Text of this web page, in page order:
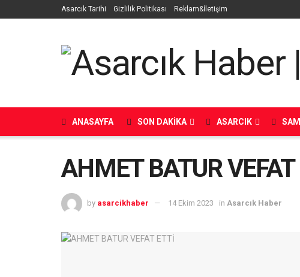
Asarcık Tarihi Gizlilik Politikası Reklam&İletişim
ANASAYFA SON DAKIKA ASARCIK
AHMET BATUR
by asarcikhaber 14 Ekim 2023 in Asarcık Haber